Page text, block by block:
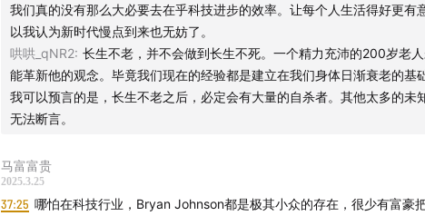
我们真的没有那么大必要去在乎科技进步的效率。让每个人生活得好更有
以我认为新时代慢点到来也无妨了。
哄哄_qNR2: 长生不老，并不会做到长生不死。一个精力充沛的200岁老
能革新他的观念。毕竟我们现在的经验都是建立在我们身体日渐衰老的基
我可以预言的是，长生不老之后，必定会有大量的自杀者。其他太多的未
无法断言。
马富富贵
2025.3.25
37:25 哪怕在科技行业，Bryan Johnson都是极其小众的存在，很少有富豪